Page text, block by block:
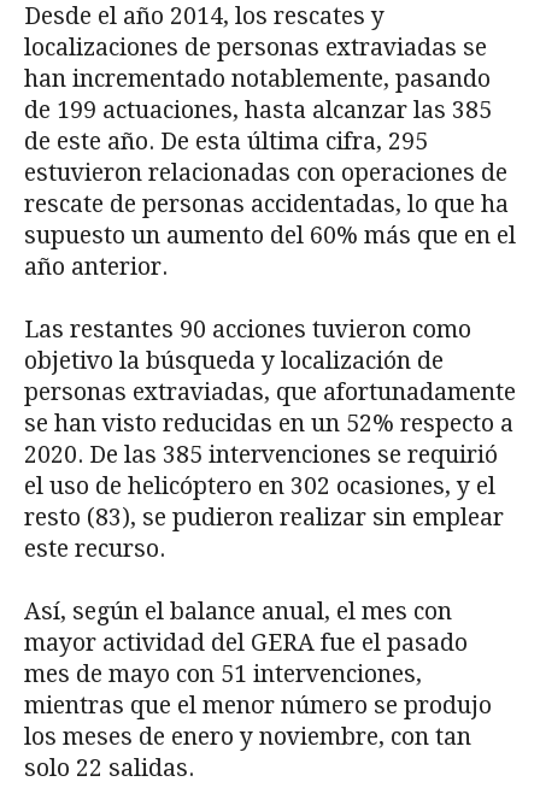
Desde el año 2014, los rescates y
localizaciones de personas extraviadas se
han incrementado notablemente, pasando
de 199 actuaciones, hasta alcanzar las 385
de este año. De esta última cifra, 295
estuvieron relacionadas con operaciones de
rescate de personas accidentadas, lo que ha
supuesto un aumento del 60% más que en el
año anterior.
Las restantes 90 acciones tuvieron como
objetivo la búsqueda y localización de
personas extraviadas, que afortunadamente
se han visto reducidas en un 52% respecto a
2020. De las 385 intervenciones se requirió
el uso de helicóptero en 302 ocasiones, y el
resto (83), se pudieron realizar sin emplear
este recurso.
Así, según el balance anual, el mes con
mayor actividad del GERA fue el pasado
mes de mayo con 51 intervenciones,
mientras que el menor número se produjo
los meses de enero y noviembre, con tan
solo 22 salidas.